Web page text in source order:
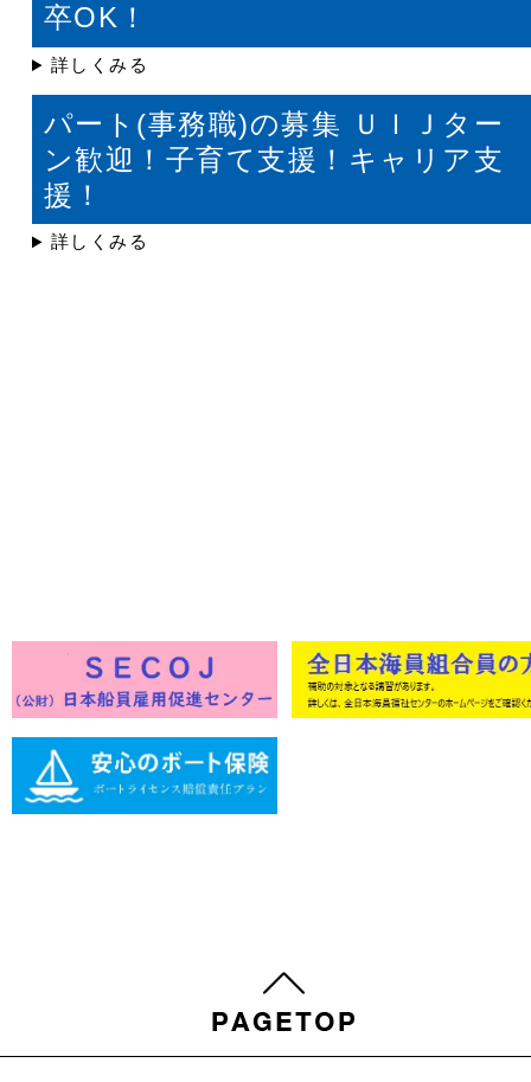
卒OK！
詳しくみる
パート(事務職)の募集 ＵＩＪター
ン歓迎！子育て支援！キャリア支
援！
詳しくみる